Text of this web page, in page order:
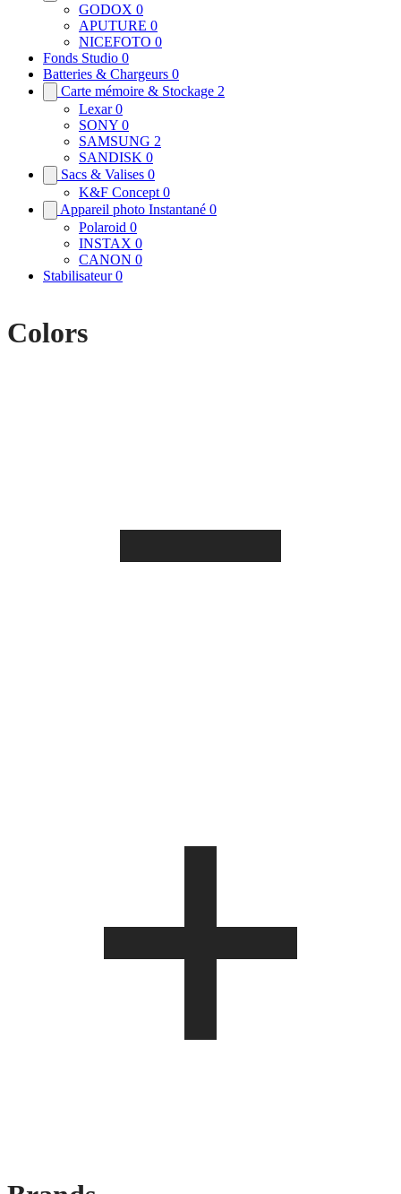
GODOX 0
APUTURE 0
NICEFOTO 0
Fonds Studio 0
Batteries & Chargeurs 0
Carte mémoire & Stockage 2
Lexar 0
SONY 0
SAMSUNG 2
SANDISK 0
Sacs & Valises 0
K&F Concept 0
Appareil photo Instantané 0
Polaroid 0
INSTAX 0
CANON 0
Stabilisateur 0
Colors